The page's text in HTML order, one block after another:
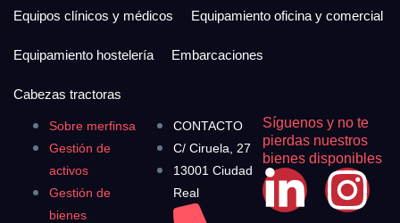
Sobre merfinsa
Gestión de
activos
Gestión de
bienes
CONTACTO
C/ Ciruela, 27
13001 Ciudad
Real
Síguenos y no te
pierdas nuestros
bienes disponibles
Equipos clínicos y médicos Equipamiento oficina y comercial
Equipamiento hostelería Embarcaciones
Cabezas tractoras